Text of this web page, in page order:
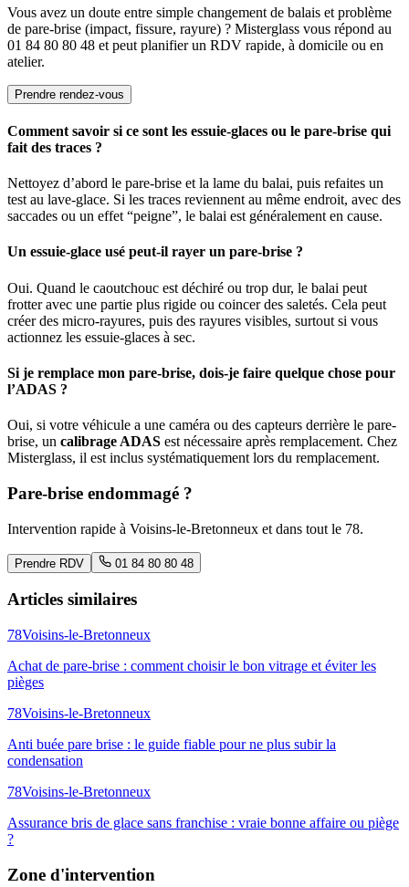
Vous avez un doute entre simple changement de balais et problème
de pare-brise (impact, fissure, rayure) ? Misterglass vous répond au
01 84 80 80 48 et peut planifier un RDV rapide, à domicile ou en
atelier.
Prendre rendez-vous
Comment savoir si ce sont les essuie-glaces ou le pare-brise qui
fait des traces ?
Nettoyez d’abord le pare-brise et la lame du balai, puis refaites un
test au lave-glace. Si les traces reviennent au même endroit, avec des
saccades ou un effet “peigne”, le balai est généralement en cause.
Un essuie-glace usé peut-il rayer un pare-brise ?
Oui. Quand le caoutchouc est déchiré ou trop dur, le balai peut
frotter avec une partie plus rigide ou coincer des saletés. Cela peut
créer des micro-rayures, puis des rayures visibles, surtout si vous
actionnez les essuie-glaces à sec.
Si je remplace mon pare-brise, dois-je faire quelque chose pour
l’ADAS ?
Oui, si votre véhicule a une caméra ou des capteurs derrière le pare-
brise, un calibrage ADAS est nécessaire après remplacement. Chez
Misterglass, il est inclus systématiquement lors du remplacement.
Pare-brise endommagé ?
Intervention rapide à Voisins-le-Bretonneux et dans tout le 78.
Prendre RDV 01 84 80 80 48
Articles similaires
78Voisins-le-Bretonneux
Achat de pare-brise : comment choisir le bon vitrage et éviter les
pièges
78Voisins-le-Bretonneux
Anti buée pare brise : le guide fiable pour ne plus subir la
condensation
78Voisins-le-Bretonneux
Assurance bris de glace sans franchise : vraie bonne affaire ou piège
?
Zone d'intervention